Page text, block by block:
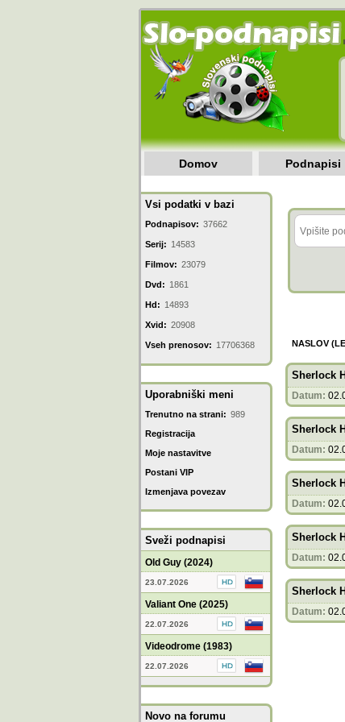
Domov Podnapisi
Vsi podatki v bazi
Podnapisov: 37662
Serij: 14583
Filmov: 23079
Dvd: 1861
Hd: 14893
Xvid: 20908
Vseh prenosov: 17706368
Uporabniški meni
Trenutno na strani: 989
Registracija
Moje nastavitve
Postani VIP
Izmenjava povezav
Sveži podnapisi
Old Guy (2024)
23.07.2026
Valiant One (2025)
22.07.2026
Videodrome (1983)
22.07.2026
Novo na forumu
NASLOV
Sherlock
Datum:
Sherlock
Datum:
Sherlock
Datum:
Sherlock
Datum:
Sherlock
Datum: